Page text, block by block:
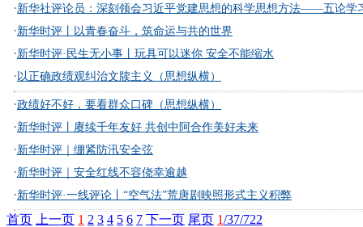
·新华社评论员：深刻领会习近平党建思想的科学思想方法——五论学
·新华时评丨以青春奋斗，筑命运与共的世界
·新华时评·民生无小事丨玩具可以迷你 安全不能缩水
·以正确政绩观纠治文牍主义（思想纵横）
·政绩好不好，要看群众口碑（思想纵横）
·新华时评丨赓续千年友好 共创中阿合作美好未来
·新华时评｜绷紧防汛安全弦
·新华时评｜安全红线不容侥幸逾越
·新华时评·一线评论丨“空气法”荒唐剧映照形式主义积弊
首页 上一页 1 2 3 4 5 6 7 下一页 尾页 1/37/722